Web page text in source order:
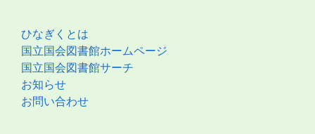
ひなぎくとは
国立国会図書館ホームページ
国立国会図書館サーチ
お知らせ
お問い合わせ